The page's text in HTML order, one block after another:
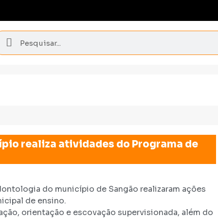
realiza atividades do Programa de
do município de Sangão realizaram ações
de ensino.
orientação e escovação supervisionada, além do